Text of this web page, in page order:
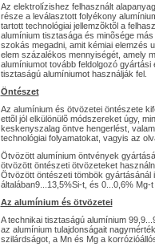
Az elektrolízishez felhasznált
része a leválasztott folyékony
tartott technológiai jellemzõktõl a
alumínium tisztasága és minõsége
szokás megadni, amit kémiai elemzés
elem százalékos mennyiségét, amely
alumíniumot tovább feldolgozó
tisztaságú alumíniumot használják fel.
Öntészet
Az alumínium és ötvözetei öntészete
ettõl jól elkülönülõ módszereket úgy,
keskenyszalag öntve hengerlést,
technológiai folyamatokat, vagyis az
Ötvözött alumínium öntvények
ötvözött öntészeti ötvözeteket
Ötvözött öntészeti tömbök gyártásánál
általában9...13,5%Si-t, és 0...0,6% Mg-t
Az alumínium és ötvözetei
A technikai tisztaságú alumínium
az alumínium tulajdonságait
szilárdságot, a Mn és Mg a